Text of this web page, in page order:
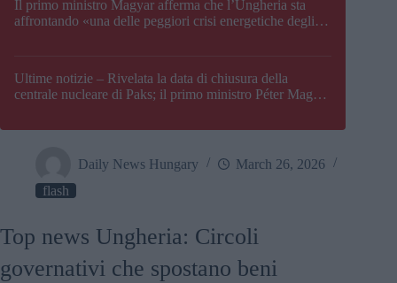
Il primo ministro Magyar afferma che l’Ungheria sta
affrontando «una delle peggiori crisi energetiche degli
Ultime notizie – Rivelata la data di chiusura della
centrale nucleare di Paks; il primo ministro Péter Magyar
Daily News Hungary
March 26, 2026
flash
Top news Ungheria: Circoli
governativi che spostano beni